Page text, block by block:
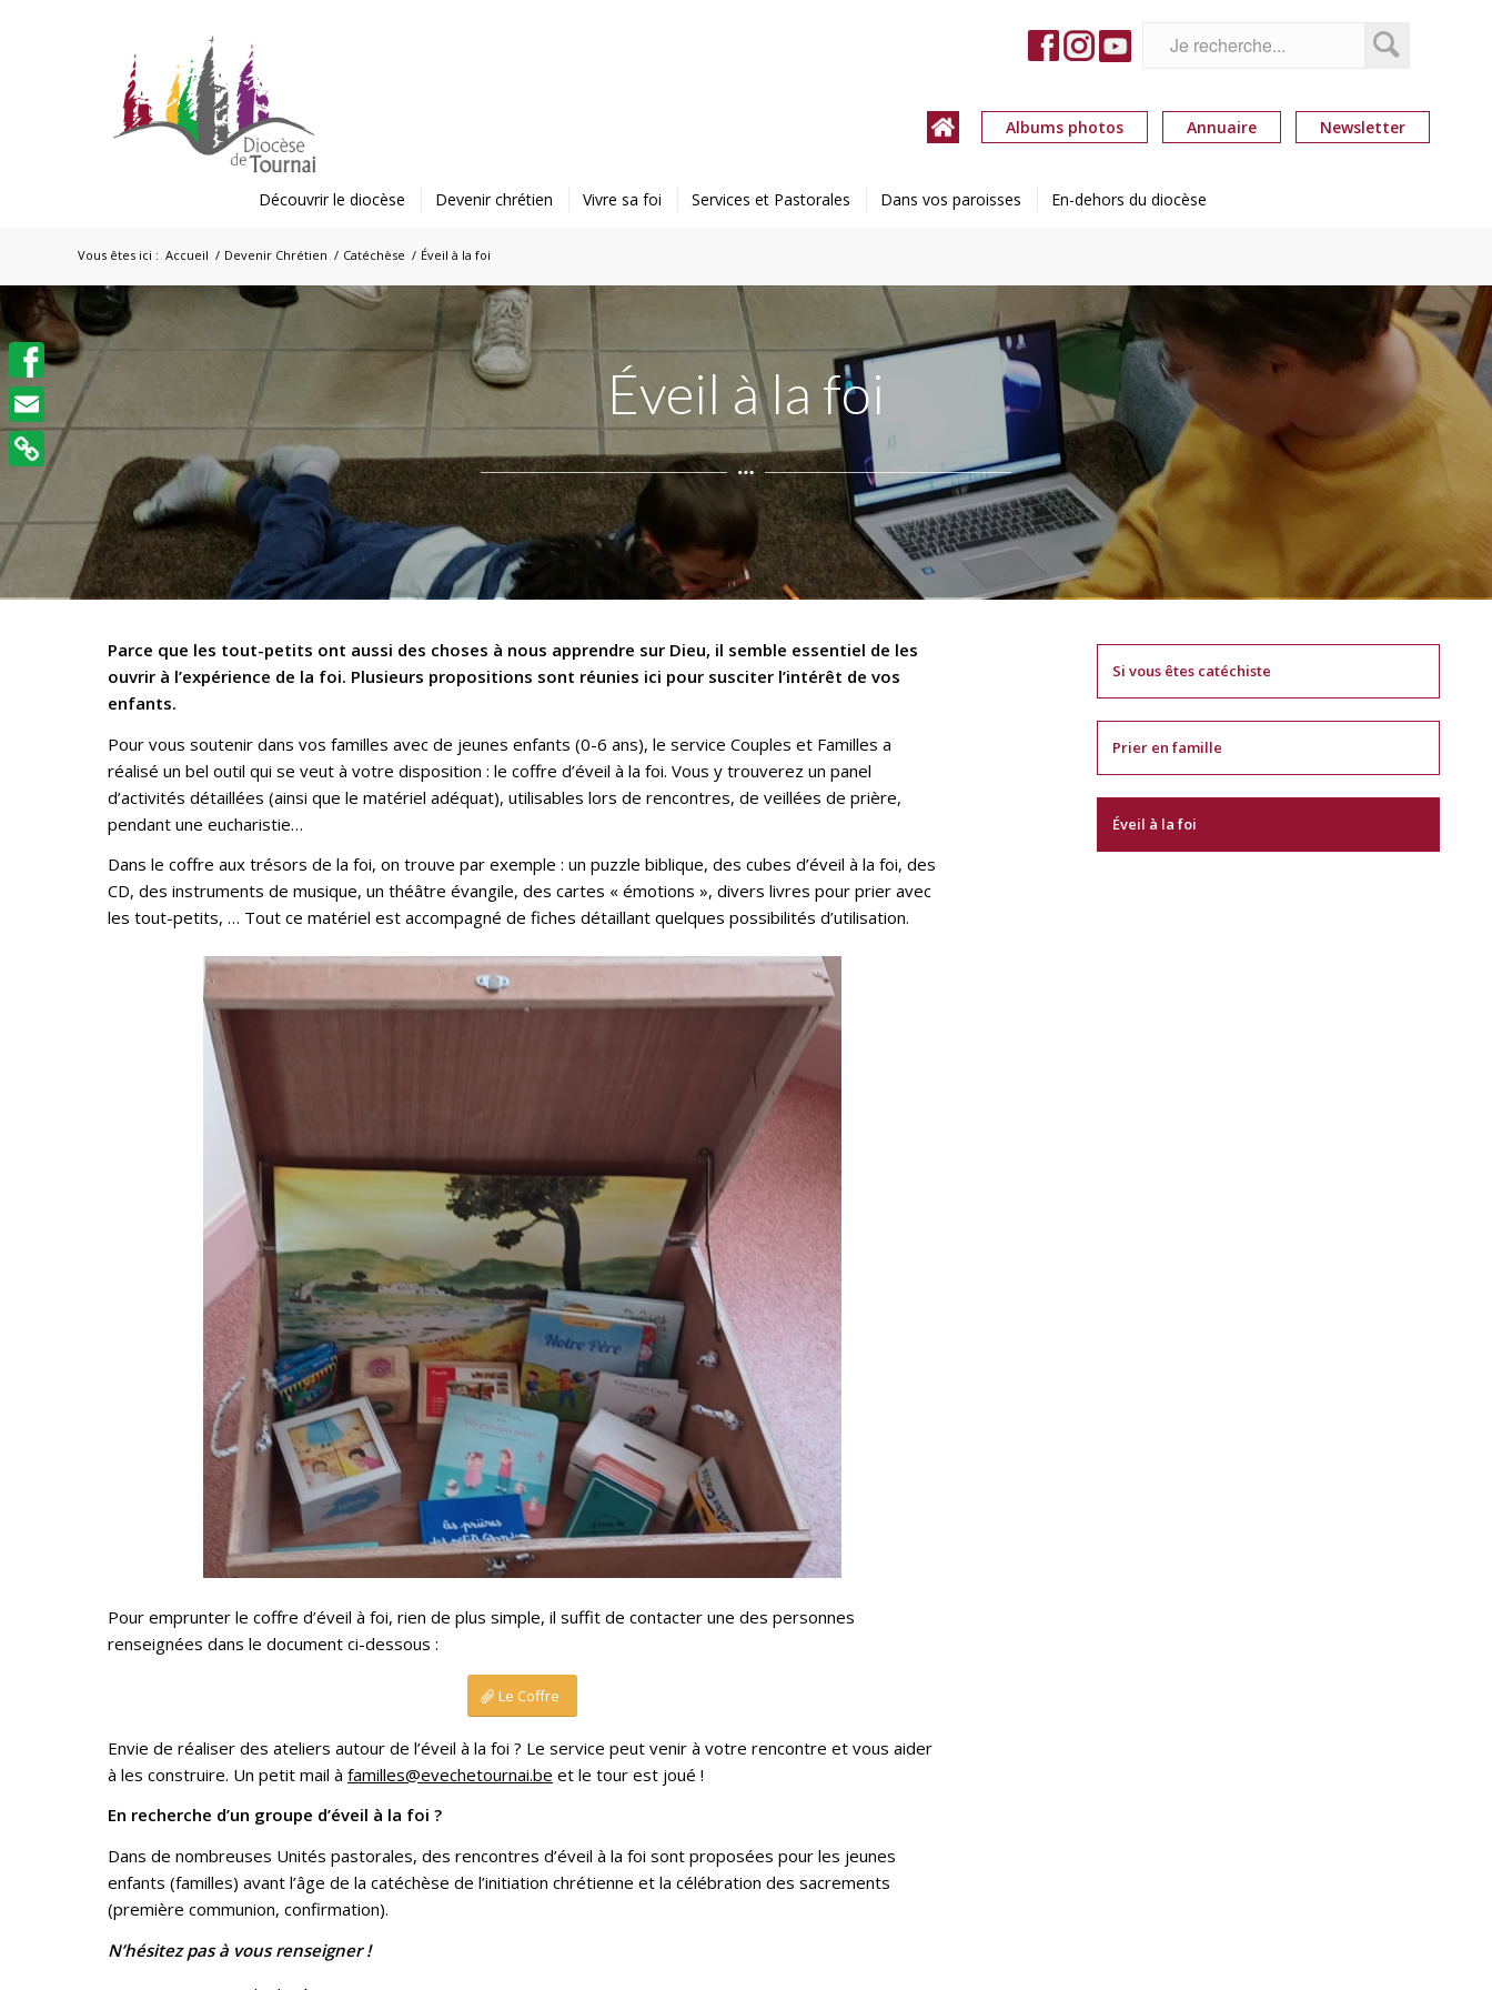
Albums photos Annuaire Newsletter
Vous êtes ici : Accueil / Devenir Chrétien / Catéchèse / Éveil à la foi
Découvrir le diocèse Devenir chrétien Vivre sa foi Services et Pastorales Dans vos paroisses En-dehors du diocèse
Éveil à la foi
Parce que les tout-petits ont aussi des choses à nous apprendre sur Dieu, il semble essentiel de les
ouvrir à l’expérience de la foi. Plusieurs propositions sont réunies ici pour susciter l’intérêt de vos
enfants.
Pour vous soutenir dans vos familles avec de jeunes enfants (0-6 ans), le service Couples et Familles a
réalisé un bel outil qui se veut à votre disposition : le coffre d’éveil à la foi. Vous y trouverez un panel
d’activités détaillées (ainsi que le matériel adéquat), utilisables lors de rencontres, de veillées de prière,
pendant une eucharistie…
Dans le coffre aux trésors de la foi, on trouve par exemple : un puzzle biblique, des cubes d’éveil à la foi, des
CD, des instruments de musique, un théâtre évangile, des cartes « émotions », divers livres pour prier avec
les tout-petits, … Tout ce matériel est accompagné de fiches détaillant quelques possibilités d’utilisation.
Pour emprunter le coffre d’éveil à foi, rien de plus simple, il suffit de contacter une des personnes
renseignées dans le document ci-dessous :
Le Coffre
Envie de réaliser des ateliers autour de l’éveil à la foi ? Le service peut venir à votre rencontre et vous aider
à les construire. Un petit mail à familles@evechetournai.be et le tour est joué !
En recherche d’un groupe d’éveil à la foi ?
Dans de nombreuses Unités pastorales, des rencontres d’éveil à la foi sont proposées pour les jeunes
enfants (familles) avant l’âge de la catéchèse de l’initiation chrétienne et la célébration des sacrements
(première communion, confirmation).
N’hésitez pas à vous renseigner !
Si vous êtes catéchiste
Prier en famille
Éveil à la foi
Facebook
Email